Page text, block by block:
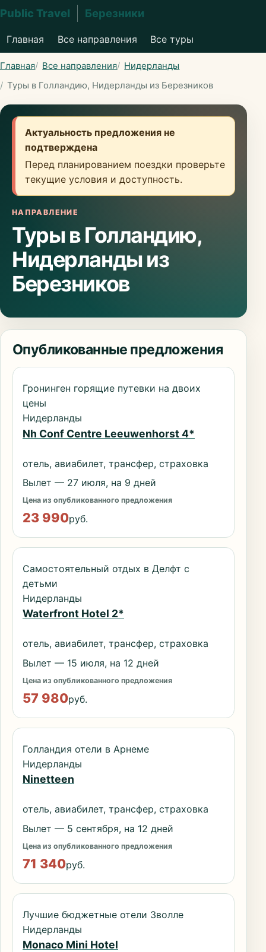
Public Travel Березники
Главная Все направления Все туры
Главная Все направления
Нидерланды
Туры в Голландию, Нидерланды из Березников
Актуальность предложения не
подтверждена
Перед планированием поездки проверьте
текущие условия и доступность.
НАПРАВЛЕНИЕ
Туры в Голландию,
Нидерланды из
Березников
Опубликованные предложения
Гронинген горящие путевки на двоих
цены
Нидерланды
Nh Conf Centre Leeuwenhorst 4*
отель, авиабилет, трансфер, страховка
Вылет — 27 июля, на 9 дней
Цена из опубликованного предложения
23 990руб.
Самостоятельный отдых в Делфт с
детьми
Нидерланды
Waterfront Hotel 2*
отель, авиабилет, трансфер, страховка
Вылет — 15 июля, на 12 дней
Цена из опубликованного предложения
57 980руб.
Голландия отели в Арнеме
Нидерланды
Ninetteen
отель, авиабилет, трансфер, страховка
Вылет — 5 сентября, на 12 дней
Цена из опубликованного предложения
71 340руб.
Лучшие бюджетные отели Зволле
Нидерланды
Monaco Mini Hotel